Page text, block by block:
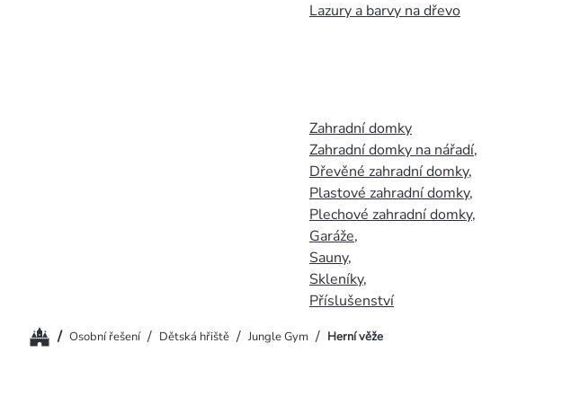
Lazury a barvy na dřevo
Zahradní domky
Zahradní domky na nářadí,
Dřevěné zahradní domky,
Plastové zahradní domky,
Plechové zahradní domky,
Garáže,
Sauny,
Skleníky,
Příslušenství
Domů/ Osobní řešení / Dětská hřiště / Jungle Gym / Herní věže